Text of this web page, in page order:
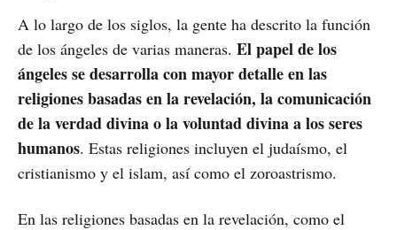
A lo largo de los siglos, la gente ha descrito la función
de los ángeles de varias maneras. El papel de los
ángeles se desarrolla con mayor detalle en las
religiones basadas en la revelación, la comunicación
de la verdad divina o la voluntad divina a los seres
humanos. Estas religiones incluyen el judaísmo, el
cristianismo y el islam, así como el zoroastrismo.
En las religiones basadas en la revelación, como el